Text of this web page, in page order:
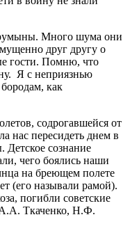
Много шума они
друг другу о
гости. Помню, что
Я с неприязнью
как
содрогавшейся от
нас пересидеть днем в
Детское сознание
чего боялись наши
на бреющем полете
(его называли рамой).
погибли советские
Ткаченко, Н.Ф.